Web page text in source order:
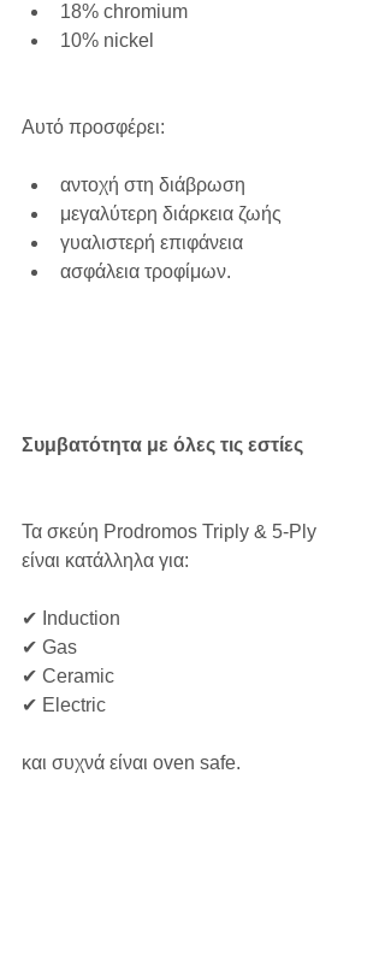
18% chromium
10% nickel
Αυτό προσφέρει:
αντοχή στη διάβρωση
μεγαλύτερη διάρκεια ζωής
γυαλιστερή επιφάνεια
ασφάλεια τροφίμων.
Συμβατότητα με όλες τις εστίες
Τα σκεύη Prodromos Triply & 5-Ply
είναι κατάλληλα για:
✔ Induction
✔ Gas
✔ Ceramic
✔ Electric
και συχνά είναι oven safe.